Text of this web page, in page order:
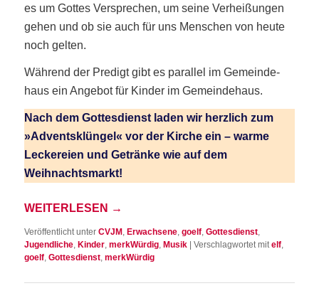
es um Got­tes Ver­spre­chen, um sei­ne Ver­hei­ßun­gen
gehen und ob sie auch für uns Men­schen von heu­te
noch gelten.
Wäh­rend der Pre­digt gibt es par­al­lel im Gemein­de­
haus ein Ange­bot für Kin­der im Gemeindehaus.
Nach dem Got­tes­dienst laden wir herz­lich zum
»Advents­klün­gel« vor der Kir­che ein – war­me
Lecke­rei­en und Geträn­ke wie auf dem
Weihnachtsmarkt!
WEI­TER­LE­SEN →
Veröffentlicht unter CVJM , Erwachsene,goelf,Gottesdienst,
Jugendliche, Kinder,merkWürdig, Musik |Verschlagwortet mit elf,
goelf,Gottesdienst,merkWürdig